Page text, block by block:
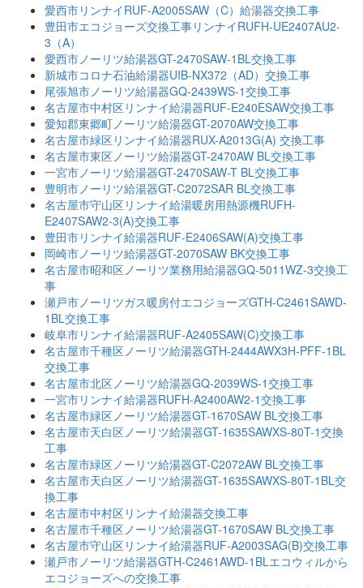
愛西市リンナイRUF-A2005SAW（C）給湯器交換工事
豊田市エコジョーズ交換工事リンナイRUFH-UE2407AU2-
3（A）
愛西市ノーリツ給湯器GT-2470SAW-1BL交換工事
新城市コロナ石油給湯器UIB-NX372（AD）交換工事
尾張旭市ノーリツ給湯器GQ-2439WS-1交換工事
名古屋市中村区リンナイ給湯器RUF-E240ESAW交換工事
愛知郡東郷町ノーリツ給湯器GT-2070AW交換工事
名古屋市緑区リンナイ給湯器RUX-A2013G(A) 交換工事
名古屋市東区ノーリツ給湯器GT-2470AW BL交換工事
一宮市ノーリツ給湯器GT-2470SAW-T BL交換工事
豊明市ノーリツ給湯器GT-C2072SAR BL交換工事
名古屋市守山区リンナイ給湯暖房用熱源機RUFH-
E2407SAW2-3(A)交換工事
豊田市リンナイ給湯器RUF-E2406SAW(A)交換工事
岡崎市ノーリツ給湯器GT-2070SAW BK交換工事
名古屋市昭和区ノーリツ業務用給湯器GQ-5011WZ-3交換工
事
瀬戸市ノーリツガス暖房付エコジョーズGTH-C2461SAWD-
1BL交換工事
岐阜市リンナイ給湯器RUF-A2405SAW(C)交換工事
名古屋市千種区ノーリツ給湯器GTH-2444AWX3H-PFF-1BL
交換工事
名古屋市北区ノーリツ給湯器GQ-2039WS-1交換工事
一宮市リンナイ給湯器RUFH-A2400AW2-1交換工事
名古屋市緑区ノーリツ給湯器GT-1670SAW BL交換工事
名古屋市天白区ノーリツ給湯器GT-1635SAWXS-80T-1交換
工事
名古屋市緑区ノーリツ給湯器GT-C2072AW BL交換工事
名古屋市天白区ノーリツ給湯器GT-1635SAWXS-80T-1BL交
換工事
名古屋市中村区リンナイ給湯器交換工事
名古屋市千種区ノーリツ給湯器GT-1670SAW BL交換工事
名古屋市守山区リンナイ給湯器RUF-A2003SAG(B)交換工事
瀬戸市ノーリツ給湯器GTH-C2461AWD-1BLエコウィルから
エコジョーズへの交換工事